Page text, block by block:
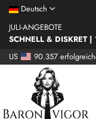
Deutsch
JULI-ANGEBOTE
SCHNELL & DISKRET
US
90.357